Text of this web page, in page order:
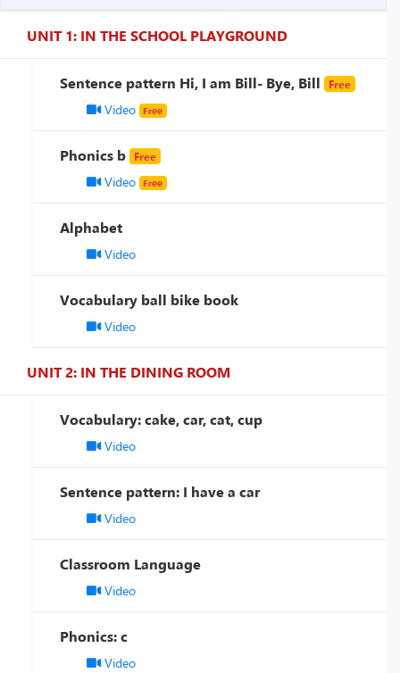
UNIT 1: IN THE SCHOOL PLAYGROUND
Sentence pattern Hi, I am Bill- Bye, Bill Free
Video Free
Phonics b Free
Video Free
Alphabet
Video
Vocabulary ball bike book
Video
UNIT 2: IN THE DINING ROOM
Vocabulary: cake, car, cat, cup
Video
Sentence pattern: I have a car
Video
Classroom Language
Video
Phonics: c
Video